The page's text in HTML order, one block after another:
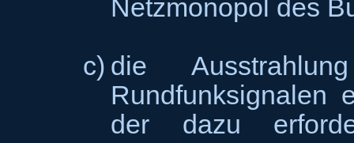
Netzmonopol des
c) die
Rundfunksignalen
der dazu